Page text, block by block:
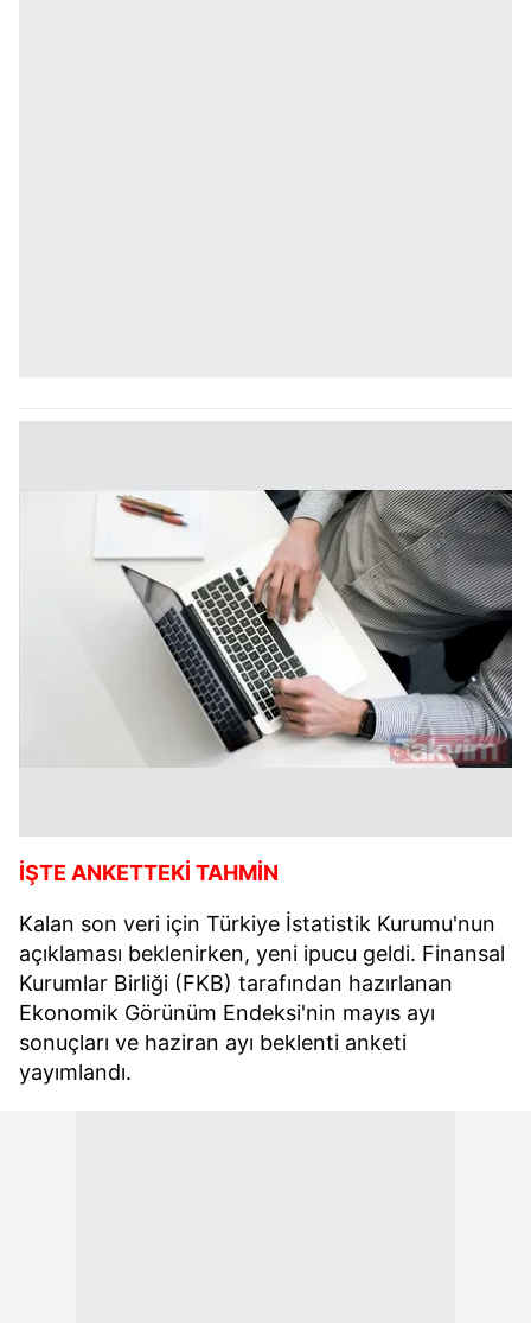
İŞTE ANKETTEKİ TAHMİN
Kalan son veri için Türkiye İstatistik Kurumu'nun
açıklaması beklenirken, yeni ipucu geldi. Finansal
Kurumlar Birliği (FKB) tarafından hazırlanan
Ekonomik Görünüm Endeksi'nin mayıs ayı
sonuçları ve haziran ayı beklenti anketi
yayımlandı.